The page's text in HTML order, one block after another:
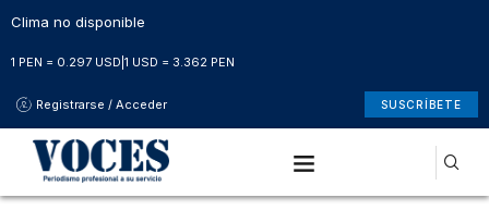
Clima no disponible
1 PEN = 0.297 USD 1 USD = 3.362 PEN
Registrarse / Acceder SUSCRÍBETE